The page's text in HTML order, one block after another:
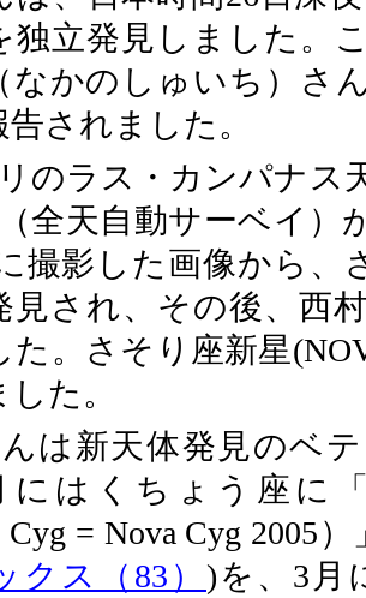
独立発見しました。
なかのしゅいち）さ
されました。
のラス・カンパナス
全天自動サーベイ）
撮影した画像から、
見され、その後、西
た。さそり座新星
た。
は新天体発見のベ
にはくちょう座に
Cyg = Nova Cyg 2005）
クス（83） )を、3月